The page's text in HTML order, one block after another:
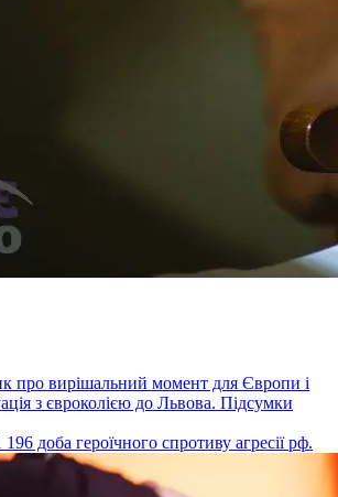
про вирішальний момент для Європи і
з євроколією до Львова. Підсумки
доба героїчного спротиву агресії рф.